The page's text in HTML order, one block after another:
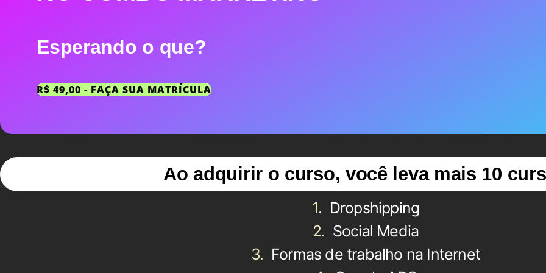
Esperando o que?
R$ 49,00 - FAÇA SUA MATRÍCULA
Ao adquirir o curso, você leva mais 10
Dropshipping
Social Media
Formas de trabalho na Internet